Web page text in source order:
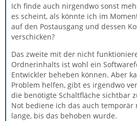
Ich finde auch nirgendwo sonst
es scheint, als könnte ich im
auf den Postausgang und dessen
verschicken?
Das zweite mit der nicht
Ordnerinhalts ist wohl ein
Entwickler beheben können. Aber
Problem helfen, gibt es irgendwo
die benötigte Schaltfläche sichtbar
Not bediene ich das auch temporär
lange, bis das behoben wurde.